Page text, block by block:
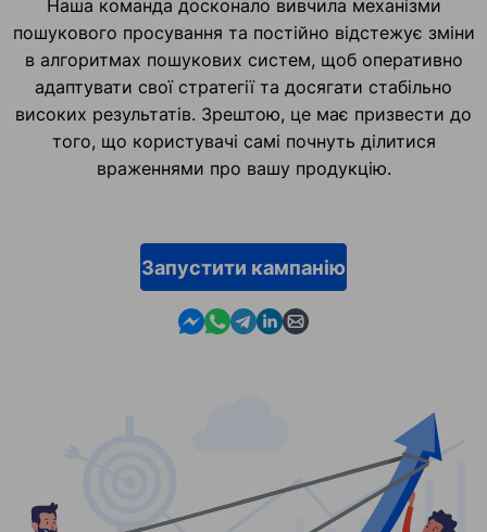
Наша команда досконало вивчила механізми
пошукового просування та постійно відстежує зміни
в алгоритмах пошукових систем, щоб оперативно
адаптувати свої стратегії та досягати стабільно
високих результатів. Зрештою, це має призвести до
того, що користувачі самі почнуть ділитися
враженнями про вашу продукцію.
Запустити кампанію
Contact us in Messenger
Contact us in WhatsApp
Contact us in Telegram
Contact us in Linkedin
Contact us by email